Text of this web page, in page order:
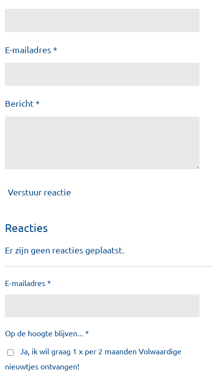
E-mailadres *
Bericht *
Verstuur reactie
Reacties
Er zijn geen reacties geplaatst.
E-mailadres *
Op de hoogte blijven... *
Ja, ik wil graag 1 x per 2 maanden Volwaardige
nieuwtjes ontvangen!